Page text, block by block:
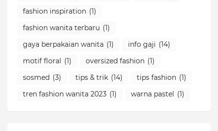
fashion inspiration (1)
fashion wanita terbaru (1)
gaya berpakaian wanita (1) info gaji (14)
motif floral (1) oversized fashion (1)
sosmed (3) tips & trik (14) tips fashion (1)
tren fashion wanita 2023 (1) warna pastel (1)